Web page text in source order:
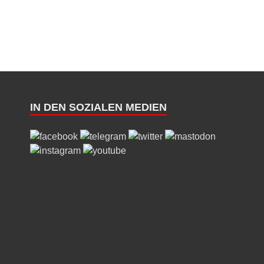
IN DEN SOZIALEN MEDIEN